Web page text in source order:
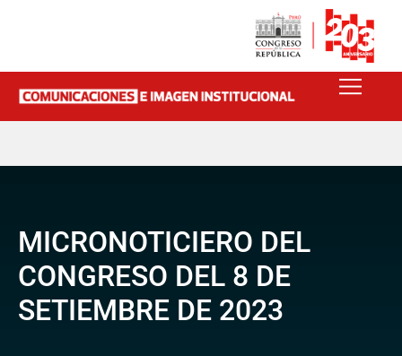
MICRONOTICIERO DEL
CONGRESO DEL 8 DE
SETIEMBRE DE 2023